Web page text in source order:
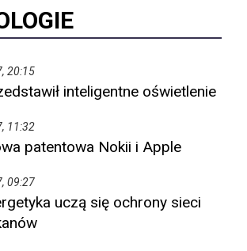
20:15
inteligentne oświetlenie
11:32
patentowa Nokii i Apple
09:27
uczą się ochrony sieci